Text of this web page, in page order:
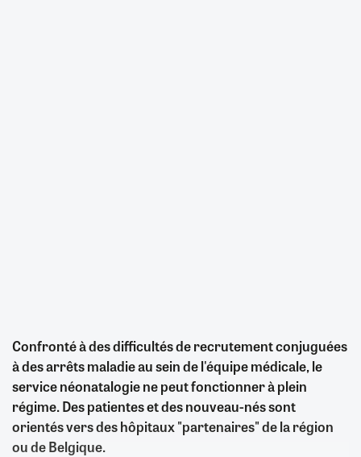
Confronté à des difficultés de recrutement conjuguées
à des arrêts maladie au sein de l'équipe médicale, le
service néonatalogie ne peut fonctionner à plein
régime. Des patientes et des nouveau-nés sont
orientés vers des hôpitaux "partenaires" de la région
ou de Belgique.